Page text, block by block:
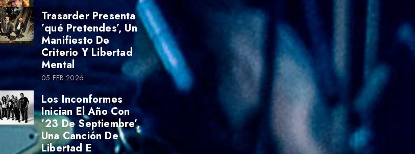
Trasarder Presenta
’qué Pretendes’, Un
Manifiesto De
Criterio Y Libertad
Mental
05 FEB 2026
Los Inconformes
Inician El Año Con
’23 De Septiembre’,
Una Canción De
Libertad E